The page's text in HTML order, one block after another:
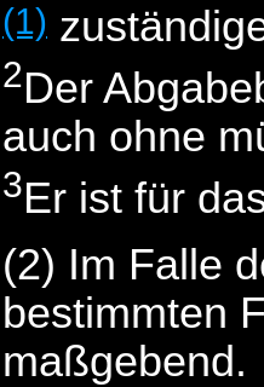
(1)
2Der
auch ohne
3Er ist für
(2) Im Falle
bestimmten
maßgebend.